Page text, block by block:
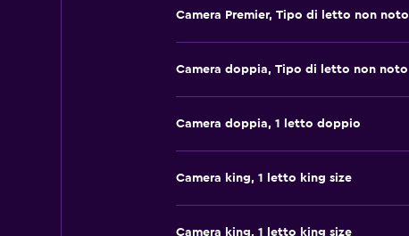
Camera Premier, Tipo di letto non noto
Camera doppia, Tipo di letto non noto
Camera doppia, 1 letto doppio
Camera king, 1 letto king size
Camera king, 1 letto king size